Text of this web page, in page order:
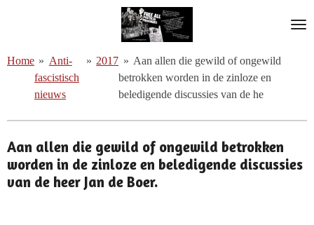
de
hoofdinhoud
Home » Anti-
fascistisch
nieuws
» 2017 » Aan allen die gewild of ongewild
betrokken worden in de zinloze en
beledigende discussies van de he
Aan allen die gewild of ongewild betrokken
worden in de zinloze en beledigende discussies
van de heer Jan de Boer.